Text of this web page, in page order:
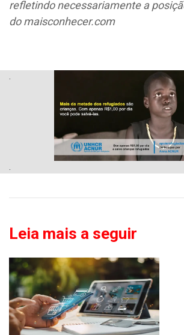
refletindo necessariamente a
do maisconhecer.com
Leia mais a seguir